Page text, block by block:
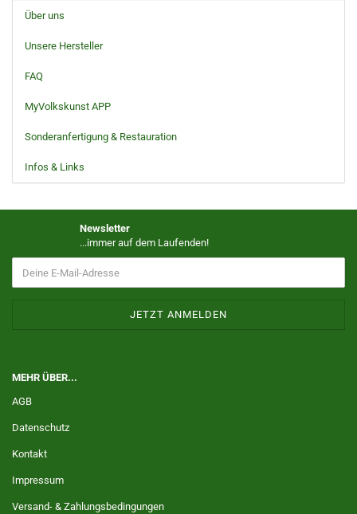
Über uns
Unsere Hersteller
FAQ
MyVolkskunst APP
Sonderanfertigung & Restauration
Infos & Links
Newsletter
...immer auf dem Laufenden!
MEHR ÜBER...
AGB
Datenschutz
Kontakt
Impressum
Versand- & Zahlungsbedingungen